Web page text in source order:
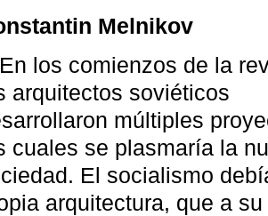
Melnikov
En los comienzos de la
arquitectos soviéticos
múltiples
cuales se plasmaría la
El socialismo
arquitectura, que a